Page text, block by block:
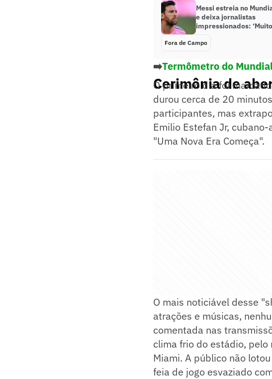
Messi estreia no
e deixa jornalistas
impressionados:
Fora de Campo
➡️Termômetro do
Cerimônia de
O primeiro dia foi
durou cerca de 20
participantes, mas
Emilio Estefan Jr,
"Uma Nova Era Começa".
O mais noticiável desse
atrações e músicas,
comentada nas
clima frio do estádio,
Miami. A público não
feia de jogo esvaziado